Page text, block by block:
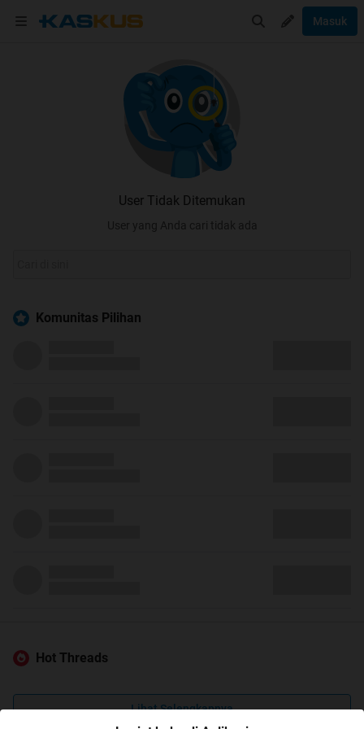
Masuk
User Tidak Ditemukan
User yang Anda cari tidak ada
Komunitas Pilihan
Hot Threads
Lihat Selengkapnya